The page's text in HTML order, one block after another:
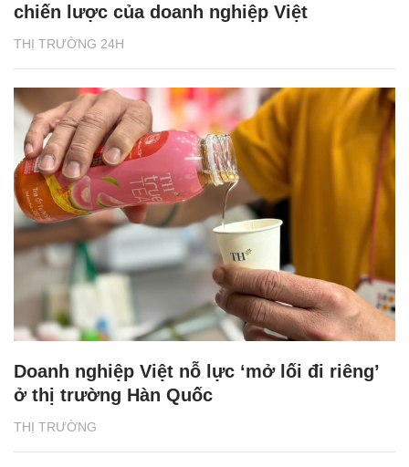
THỊ TRƯỜNG 24H
chiến lược của doanh nghiệp Việt
THỊ TRƯỜNG
Doanh nghiệp Việt nỗ lực ‘mở lối đi riêng’
ở thị trường Hàn Quốc